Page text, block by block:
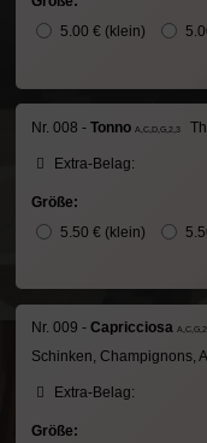
5.00 € (klein)
Nr. 008 - Tonno A,C,D,G,2,3
Extra-Belag:
Größe:
5.50 € (klein)
Nr. 009 - Capricciosa
Schinken, Champignons,
Extra-Belag:
Größe: